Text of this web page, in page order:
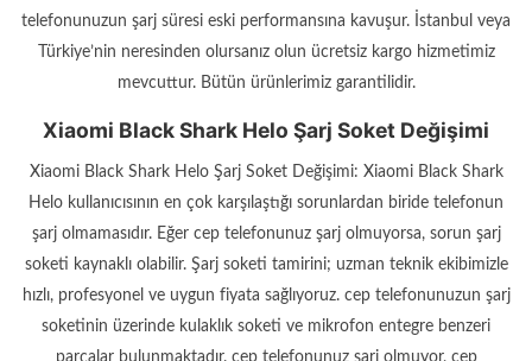
telefonunuzun şarj süresi eski performansına kavuşur. İstanbul veya
Türkiye’nin neresinden olursanız olun ücretsiz kargo hizmetimiz
mevcuttur. Bütün ürünlerimiz garantilidir.
Xiaomi Black Shark Helo Şarj Soket Değişimi
Xiaomi Black Shark Helo Şarj Soket Değişimi: Xiaomi Black Shark
Helo kullanıcısının en çok karşılaştığı sorunlardan biride telefonun
şarj olmamasıdır. Eğer cep telefonunuz şarj olmuyorsa, sorun şarj
soketi kaynaklı olabilir. Şarj soketi tamirini; uzman teknik ekibimizle
hızlı, profesyonel ve uygun fiyata sağlıyoruz. cep telefonunuzun şarj
soketinin üzerinde kulaklık soketi ve mikrofon entegre benzeri